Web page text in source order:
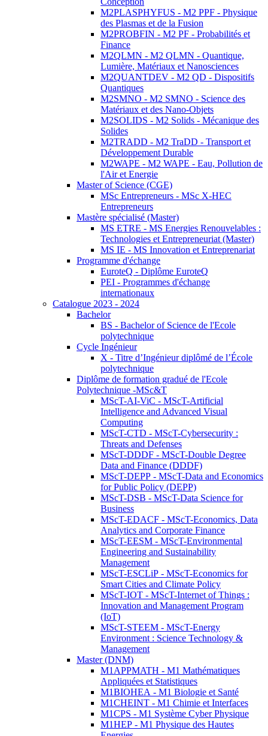
M2PLASPHYFUS - M2 PPF - Physique
des Plasmas et de la Fusion
M2PROBFIN - M2 PF - Probabilités et
Finance
M2QLMN - M2 QLMN - Quantique,
Lumière, Matériaux et Nanosciences
M2QUANTDEV - M2 QD - Dispositifs
Quantiques
M2SMNO - M2 SMNO - Science des
Matériaux et des Nano-Objets
M2SOLIDS - M2 Solids - Mécanique des
Solides
M2TRADD - M2 TraDD - Transport et
Développement Durable
M2WAPE - M2 WAPE - Eau, Pollution de
l'Air et Energie
Master of Science (CGE)
MSc Entrepreneurs - MSc X-HEC
Entrepreneurs
Mastère spécialisé (Master)
MS ETRE - MS Energies Renouvelables :
Technologies et Entrepreneuriat (Master)
MS IE - MS Innovation et Entreprenariat
Programme d'échange
EuroteQ - Diplôme EuroteQ
PEI - Programmes d'échange
internationaux
Catalogue 2023 - 2024
Bachelor
BS - Bachelor of Science de l'Ecole
polytechnique
Cycle Ingénieur
X - Titre d’Ingénieur diplômé de l’École
polytechnique
Diplôme de formation gradué de l'Ecole
Polytechnique -MSc&T
MScT-AI-ViC - MScT-Artificial
Intelligence and Advanced Visual
Computing
MScT-CTD - MScT-Cybersecurity :
Threats and Defenses
MScT-DDDF - MScT-Double Degree
Data and Finance (DDDF)
MScT-DEPP - MScT-Data and Economics
for Public Policy (DEPP)
MScT-DSB - MScT-Data Science for
Business
MScT-EDACF - MScT-Economics, Data
Analytics and Corporate Finance
MScT-EESM - MScT-Environmental
Engineering and Sustainability
Management
MScT-ESCLiP - MScT-Economics for
Smart Cities and Climate Policy
MScT-IOT - MScT-Internet of Things :
Innovation and Management Program
(IoT)
MScT-STEEM - MScT-Energy
Environment : Science Technology &
Management
Master (DNM)
M1APPMATH - M1 Mathématiques
Appliquées et Statistiques
M1BIOHEA - M1 Biologie et Santé
M1CHEINT - M1 Chimie et Interfaces
M1CPS - M1 Système Cyber Physique
M1HEP - M1 Physique des Hautes